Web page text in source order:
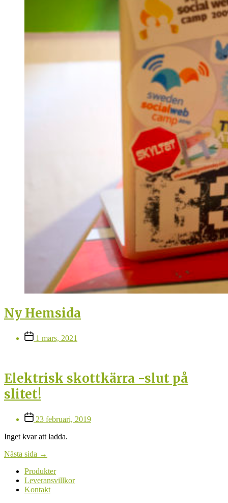
Ny Hemsida
Inläggsdatum
1 mars, 2021
Elektrisk skottkärra -slut på
slitet!
Inläggsdatum
23 februari, 2019
Inget kvar att ladda.
Nästa sida →
Produkter
Leveransvillkor
Kontakt